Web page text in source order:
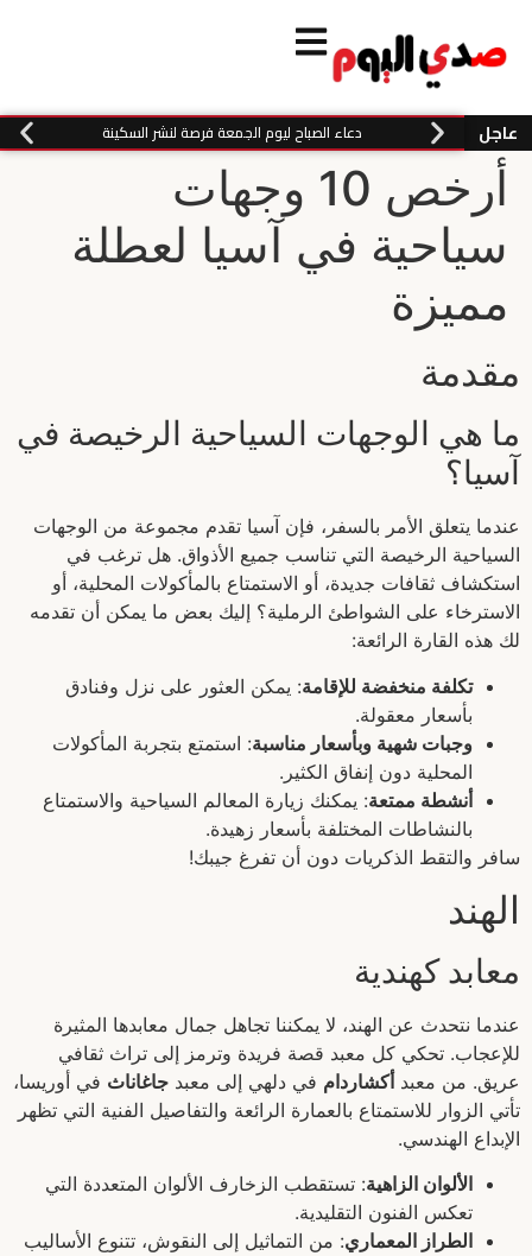
عاجل دعاء الصباح ليوم الجمعة فرصة لنشر السكينة
أرخص 10 وجهات
سياحية في آسيا لعطلة
مميزة
مقدمة
ما هي الوجهات السياحية الرخيصة في
آسيا؟
عندما يتعلق الأمر بالسفر، فإن آسيا تقدم مجموعة من الوجهات
السياحية الرخيصة التي تناسب جميع الأذواق. هل ترغب في
استكشاف ثقافات جديدة، أو الاستمتاع بالمأكولات المحلية، أو
الاسترخاء على الشواطئ الرملية؟ إليك بعض ما يمكن أن تقدمه
لك هذه القارة الرائعة:
تكلفة منخفضة للإقامة: يمكن العثور على نزل وفنادق
بأسعار معقولة.
وجبات شهية وبأسعار مناسبة: استمتع بتجربة المأكولات
المحلية دون إنفاق الكثير.
أنشطة ممتعة: يمكنك زيارة المعالم السياحية والاستمتاع
بالنشاطات المختلفة بأسعار زهيدة.
سافر والتقط الذكريات دون أن تفرغ جيبك!
الهند
معابد كهندية
عندما نتحدث عن الهند، لا يمكننا تجاهل جمال معابدها المثيرة
للإعجاب. تحكي كل معبد قصة فريدة وترمز إلى تراث ثقافي
عريق. من معبدأكشاردام في دلهي إلى معبد جاغاناث في أوريسا،
تأتي الزوار للاستمتاع بالعمارة الرائعة والتفاصيل الفنية التي تظهر
الإبداع الهندسي.
الألوان الزاهية: تستقطب الزخارف الألوان المتعددة التي
تعكس الفنون التقليدية.
الطراز المعماري: من التماثيل إلى النقوش، تتنوع الأساليب